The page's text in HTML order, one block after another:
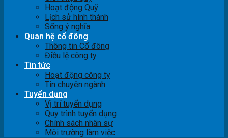
Hoạt động Quỹ
Lịch sử hình thành
Sống ý nghĩa
Quan hệ cổ đông
Thông tin Cổ đông
Điều lệ công ty
Tin tức
Hoạt động công ty
Tin chuyên ngành
Tuyển dụng
Vị trí tuyển dụng
Quy trình tuyển dụng
Chính sách nhân sự
Môi trường làm việc